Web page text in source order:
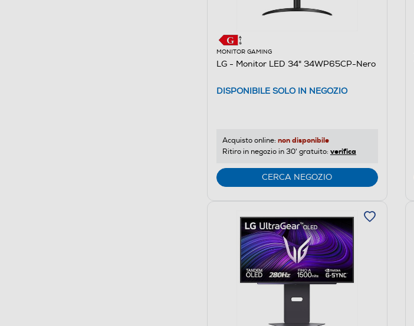
MONITOR GAMING
LG - Monitor LED 34" 34WP65CP-Nero
DISPONIBILE SOLO IN NEGOZIO
Acquisto online: non disponibile
Ritiro in negozio in 30' gratuito: verifica
CERCA NEGOZIO